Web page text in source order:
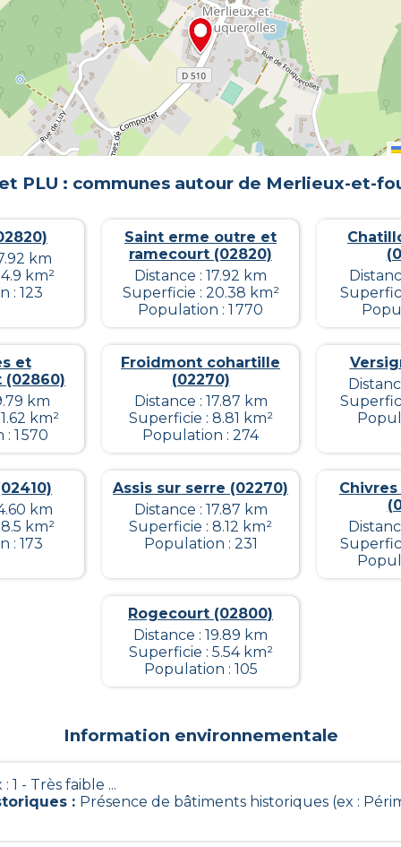
PLU : communes autour de Merlieux-et-
km
km²
: 123
Saint erme outre et
ramecourt (02820)
Distance : 17.92 km
Superficie : 20.38 km²
Population : 1 770
et
km
km²
1 570
Froidmont cohartille
(02270)
Distance : 17.87 km
Superficie : 8.81 km²
Population : 274
km
km²
: 173
Assis sur serre (02270)
Distance : 17.87 km
Superficie : 8.12 km²
Population : 231
Rogecourt (02800)
Distance : 19.89 km
Superficie : 5.54 km²
Population : 105
Information environnementale
: 1 - Très faible ...
: Présence de bâtiments historiques (ex :